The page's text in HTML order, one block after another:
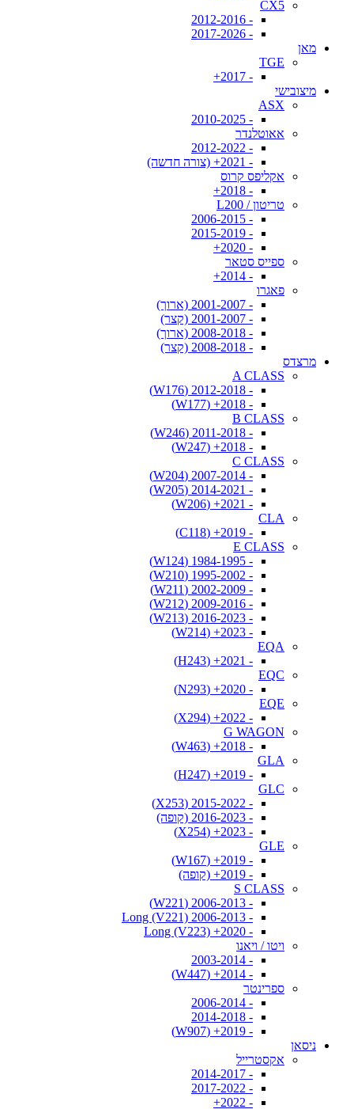
CX5
- 2012-2016
- 2017-2026
מאן
TGE
- 2017+
מיצובישי
ASX
- 2010-2025
אאוטלנדר
- 2012-2022
- 2021+ (צורה חדשה)
אקליפס קרוס
- 2018+
טריטון / L200
- 2006-2015
- 2015-2019
- 2020+
ספייס סטאר
- 2014+
פאגרו
- 2001-2007 (ארוך)
- 2001-2007 (קצר)
- 2008-2018 (ארוך)
- 2008-2018 (קצר)
מרצדס
A CLASS
- 2012-2018 (W176)
- 2018+ (W177)
B CLASS
- 2011-2018 (W246)
- 2018+ (W247)
C CLASS
- 2007-2014 (W204)
- 2014-2021 (W205)
- 2021+ (W206)
CLA
- 2019+ (C118)
E CLASS
- 1984-1995 (W124)
- 1995-2002 (W210)
- 2002-2009 (W211)
- 2009-2016 (W212)
- 2016-2023 (W213)
- 2023+ (W214)
EQA
- 2021+ (H243)
EQC
- 2020+ (N293)
EQE
- 2022+ (X294)
G WAGON
- 2018+ (W463)
GLA
- 2019+ (H247)
GLC
- 2015-2022 (X253)
- 2016-2023 (קופה)
- 2023+ (X254)
GLE
- 2019+ (W167)
- 2019+ (קופה)
S CLASS
- 2006-2013 (W221)
- 2006-2013 Long (V221)
- 2020+ Long (V223)
ויטו / ויאנו
- 2003-2014
- 2014+ (W447)
ספרינטר
- 2006-2014
- 2014-2018
- 2019+ (W907)
ניסאן
אקסטרייל
- 2014-2017
- 2017-2022
- 2022+